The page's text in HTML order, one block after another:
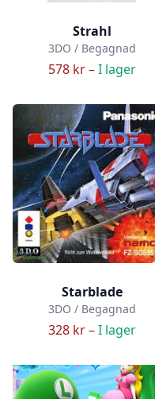
Strahl
3DO / Begagnad
578 kr –I lager
Starblade
3DO / Begagnad
328 kr –I lager